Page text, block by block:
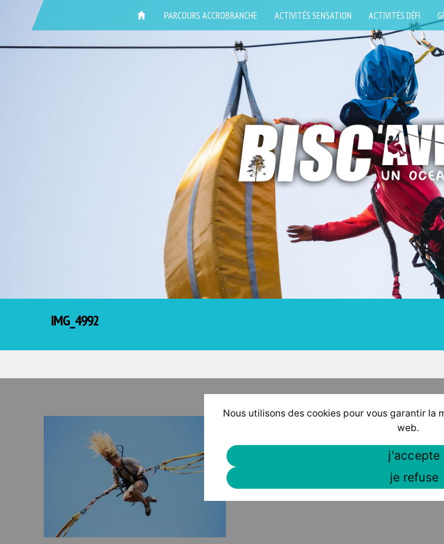
ACCUEIL PARCOURS ACCROBRANCHE ACTIVITÉS SENSATION ACTIVITÉS DÉFI
IMG_4992
Nous utilisons des cookies pour vous garantir la
web.
j'accepte
je refuse